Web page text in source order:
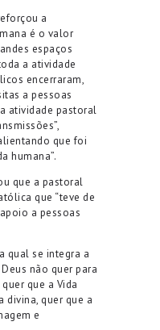
a
é o valor
espaços
a atividade
encerraram,
a pessoas
atividade pastoral
que foi
humana”.
que a pastoral
que “teve de
a pessoas
qual se integra a
não quer para
que a Vida
divina, quer que a
e